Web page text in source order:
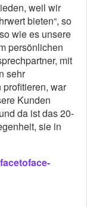
weil wir
bieten“, so
wie es unsere
persönlichen
mit
sehr
war
Kunden
da ist das 20-
sie in